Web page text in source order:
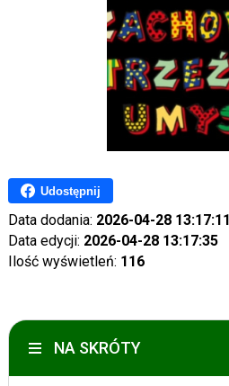
Udostępnij
Data dodania: 2026-04-28 13:17:11
Data edycji: 2026-04-28 13:17:35
Ilość wyświetleń: 116
NA SKRÓTY